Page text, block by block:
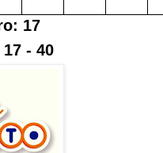
17
- 40